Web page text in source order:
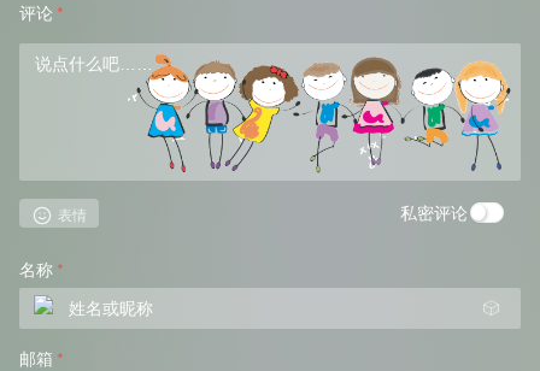
评论 *
表情 私密评论
名称 *
🎲
邮箱 *